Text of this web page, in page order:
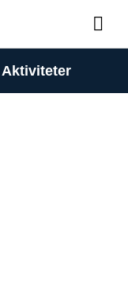
Aktiviteter